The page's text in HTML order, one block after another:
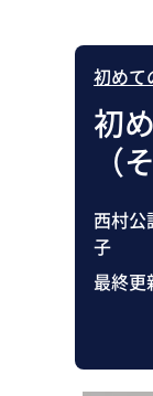
初めて
初
（
西村
子
最終更